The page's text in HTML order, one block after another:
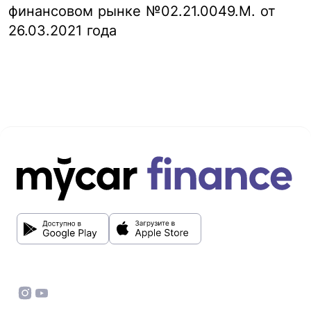
финансовом рынке №02.21.0049.М. от
26.03.2021 года